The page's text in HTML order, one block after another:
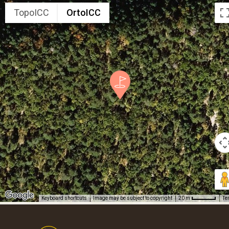
TopoICC OrtoICC
Keyboard shortcuts Image may be subject to copyright 20 m